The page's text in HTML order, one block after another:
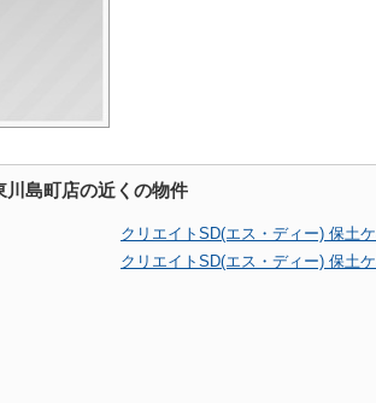
川島町店の近くの物件
クリエイトSD(エス・ディー) 保土
クリエイトSD(エス・ディー) 保土